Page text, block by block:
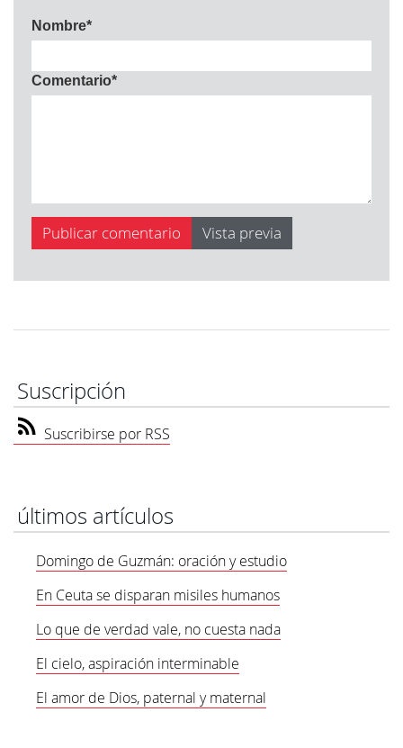
Nombre*
Comentario*
Suscripción
Suscribirse por RSS
últimos artículos
Domingo de Guzmán: oración y estudio
En Ceuta se disparan misiles humanos
Lo que de verdad vale, no cuesta nada
El cielo, aspiración interminable
El amor de Dios, paternal y maternal